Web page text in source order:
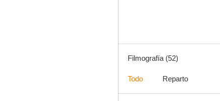
Filmografía (52)
Todo Reparto